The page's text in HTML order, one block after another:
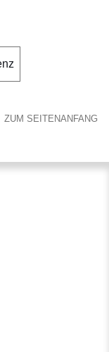
ZUM SEITENANFANG
und